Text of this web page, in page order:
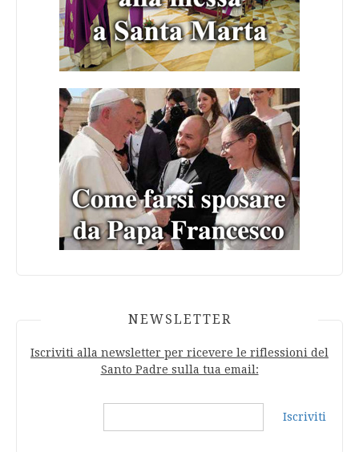
NEWSLETTER
Iscriviti alla newsletter per ricevere le riflessioni del
Santo Padre sulla tua email:
Iscriviti